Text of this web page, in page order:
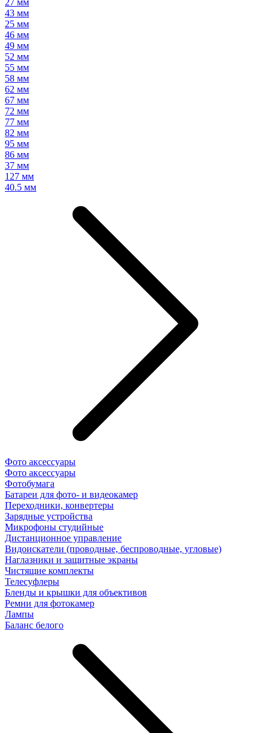
27 мм
43 мм
25 мм
46 мм
49 мм
52 мм
55 мм
58 мм
62 мм
67 мм
72 мм
77 мм
82 мм
95 мм
86 мм
37 мм
127 мм
40.5 мм
Фото аксессуары
Фото аксессуары
Фотобумага
Батареи для фото- и видеокамер
Переходники, конвертеры
Зарядные устройства
Микрофоны студийные
Дистанционное управление
Видоискатели (проводные, беспроводные, угловые)
Наглазники и защитные экраны
Чистящие комплекты
Телесуфлеры
Бленды и крышки для объективов
Ремни для фотокамер
Лампы
Баланс белого